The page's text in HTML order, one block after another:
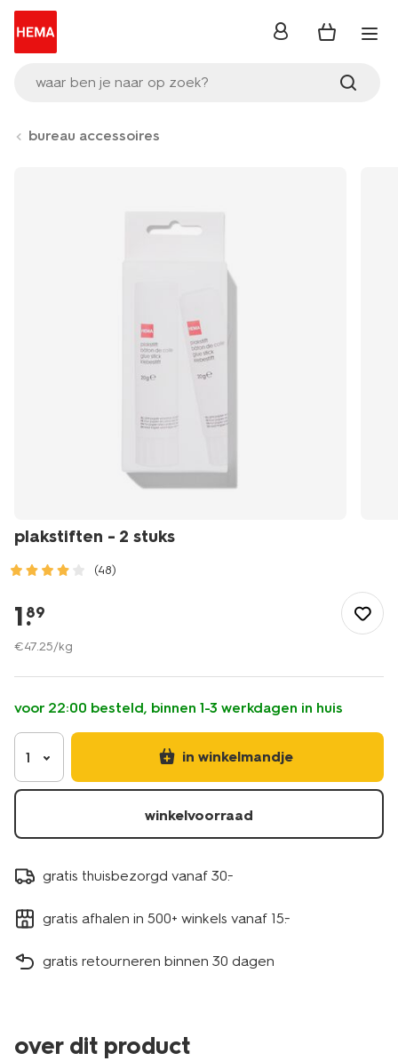
waar ben je naar op zoek?
inloggen
bureau accessoires
plakstiften - 2 stuks
(48)
kantoor/bureau-
accessoires/plakstiften-
-
stuks-
1.
89
€47.25/kg
voor 22:00 besteld, binnen 1-3 werkdagen in huis
1 in winkelmandje
winkelvoorraad
gratis thuisbezorgd vanaf 30.-
gratis afhalen in 500+ winkels vanaf 15.-
gratis retourneren binnen 30 dagen
over dit product